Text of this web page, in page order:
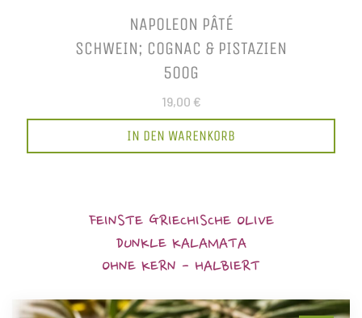
NAPOLEON PÂTÉ
SCHWEIN; COGNAC & PISTAZIEN
500G
19,00 €
IN DEN WARENKORB
FEINSTE GRIECHISCHE OLIVE
DUNKLE KALAMATA
OHNE KERN - HALBIERT